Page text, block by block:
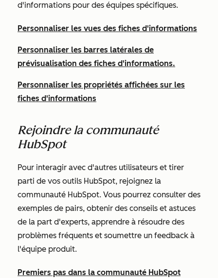
d'informations pour des équipes spécifiques.
Personnaliser les vues des fiches d'informations
Personnaliser les barres latérales de
prévisualisation des fiches d'informations.
Personnaliser les propriétés affichées sur les
fiches d'informations
Rejoindre la communauté
HubSpot
Pour interagir avec d'autres utilisateurs et tirer
parti de vos outils HubSpot, rejoignez la
communauté HubSpot. Vous pourrez consulter des
exemples de pairs, obtenir des conseils et astuces
de la part d'experts, apprendre à résoudre des
problèmes fréquents et soumettre un feedback à
l'équipe produit.
Premiers pas dans la communauté HubSpot